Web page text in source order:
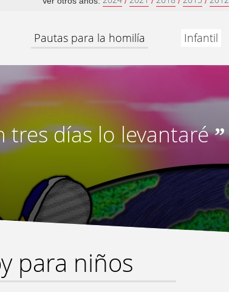
Pautas para la homilía Infantil
tres días lo levantaré”
para niños